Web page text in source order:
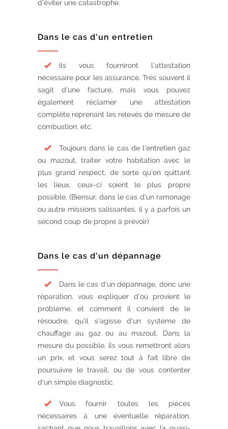
d'éviter une catastrophe.
Dans le cas d'un entretien
ils vous fourniront l'attestation
nécessaire pour les assurance. Très souvent il
sagit d'une facture, mais vous pouvez
également réclamer une attestation
complète reprenant les relevés de mesure de
combustion, etc.
Toujours dans le cas de l'entretien gaz
ou mazout, traiter votre habitation avec le
plus grand respect, de sorte qu'en quittant
les lieux, ceux-ci soient le plus propre
possible. (Biensur, dans le cas d'un ramonage
ou autre missions salissantes, il y a parfois un
second coup de propre à prévoir)
Dans le cas d'un dépannage
Dans le cas d'un dépannage, donc une
réparation, vous expliquer d’où provient le
problème, et comment il convient de le
résoudre, qu'il s’agisse d'un système de
chauffage au gaz ou au mazout. Dans la
mesure du possible, ils vous remettront alors
un prix, et vous serez tout à fait libre de
poursuivre le travail, ou de vous contenter
d'un simple diagnostic.
Vous fournir toutes les pièces
nécessaires à une éventuelle réparation,